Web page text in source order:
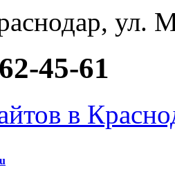
ул.
45-61
в